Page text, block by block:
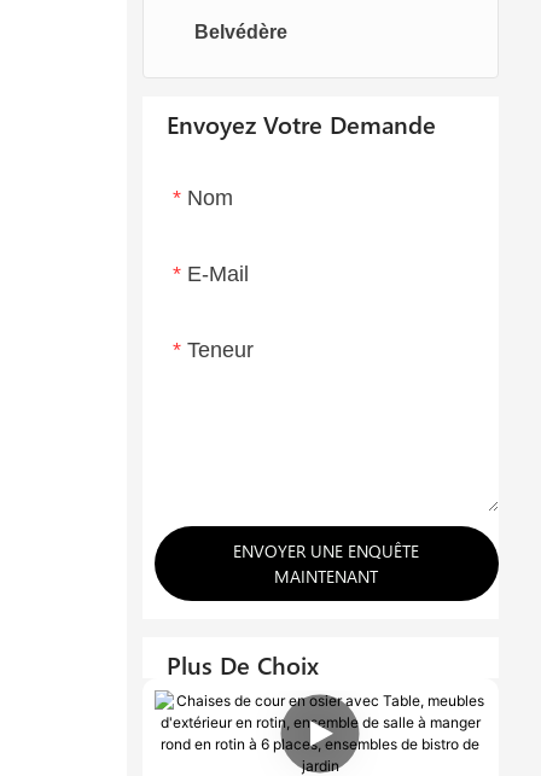
Chaises oeufs
Chaise longue
Belvédère
Envoyez Votre Demande
Nom
E-Mail
Teneur
ENVOYER UNE ENQUÊTE
MAINTENANT
Plus De Choix